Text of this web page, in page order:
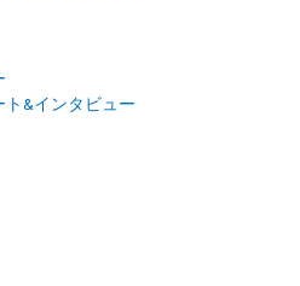
&インタビュー